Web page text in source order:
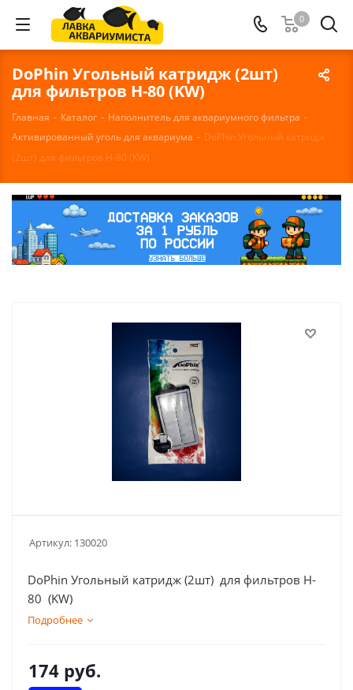
0
DoPhin Угольный катридж (2шт)
для фильтров H-80 (KW)
Главная - Каталог - Наполнитель для аквариумного фильтра -
Активированный уголь для аквариума - DoPhin Угольный катридж
(2шт) для фильтров H-80 (KW)
Артикул: 130020
DoPhin Угольный катридж (2шт) для фильтров H-
80 (KW)
Подробнее
174 руб.